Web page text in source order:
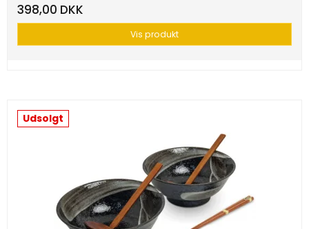
398,00 DKK
Vis produkt
Udsolgt